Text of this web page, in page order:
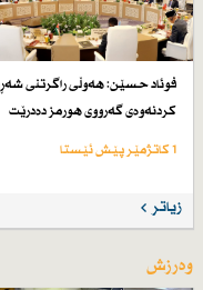
فوئاد حسێن: هەوڵی راگرتنی
كردنەوەی گەرووی هورمز دەدرێت
1 کاتژمێر پێش ئێستا
زیاتر
وەرزش